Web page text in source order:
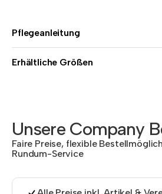
Pflegeanleitung
Erhältliche Größen
Unsere Company
Faire Preise, flexible
Rundum-Service